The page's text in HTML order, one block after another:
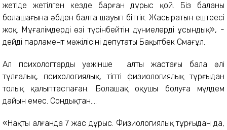
жетіде жетілген кезде барған дұрыс қой. Біз баланың
болашағына әбден балта шауып біттік. Жасыратын ештеңесі
жоқ. Мұғалімдердің өзі түсінбейтін дүниелерді ұсындық», -
дейді парламент мәжілісінің депутаты Бақытбек Смағұл.
Ал психологтардың уәжінше алты жастағы бала әлі
тұлғалық, психологиялық, тіпті физиологиялық тұрғыдан
толық қалыптаспаған. Болашақ оқушы болуға мүлдем
дайын емес. Сондықтан....
«Нақты алғанда 7 жас дұрыс. Физиологиялық тұрғыдан да,